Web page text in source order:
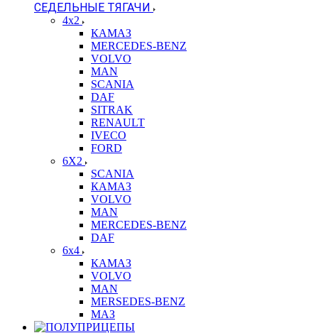
СЕДЕЛЬНЫЕ ТЯГАЧИ
4x2
КАМАЗ
MERCEDES-BENZ
VOLVO
MAN
SCANIA
DAF
SITRAK
RENAULT
IVECO
FORD
6X2
SCANIA
КАМАЗ
VOLVO
MAN
MERCEDES-BENZ
DAF
6x4
КАМАЗ
VOLVO
MAN
MERSEDES-BENZ
МАЗ